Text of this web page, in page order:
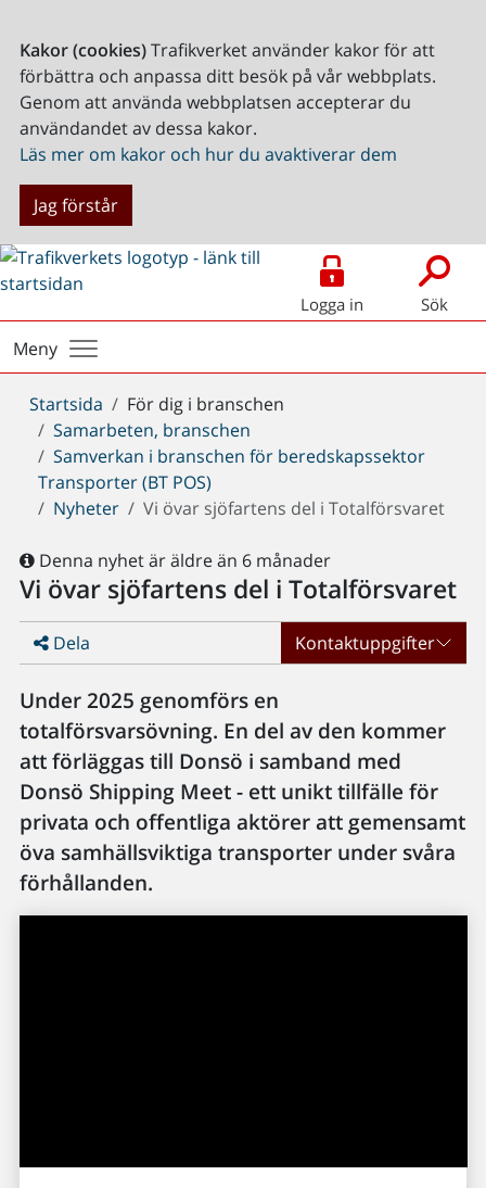
Kakor (cookies)Trafikverket använder kakor för att
förbättra och anpassa ditt besök på vår webbplats.
Genom att använda webbplatsen accepterar du
användandet av dessa kakor.
Läs mer om kakor och hur du avaktiverar dem
Jag förstår
Logga in Sök
Meny
Du
är
här:
Startsida
För dig i branschen
Samarbeten, branschen
Samverkan i branschen för beredskapssektor
Transporter (BT POS)
Nyheter
Vi övar sjöfartens del i Totalförsvaret
Denna nyhet är äldre än 6 månader
Vi övar sjöfartens del i Totalförsvaret
Dela Kontaktuppgifter
Under 2025 genomförs en
totalförsvarsövning. En del av den kommer
att förläggas till Donsö i samband med
Donsö Shipping Meet - ett unikt tillfälle för
privata och offentliga aktörer att gemensamt
öva samhällsviktiga transporter under svåra
förhållanden.